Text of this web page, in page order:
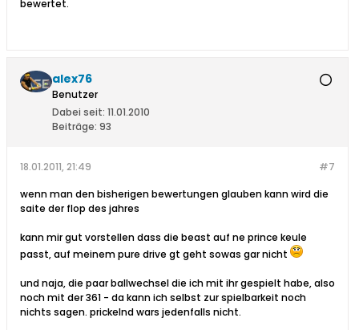
bewertet.
alex76
Benutzer
Dabei seit: 11.01.2010
Beiträge: 93
#7
18.01.2011, 21:49
wenn man den bisherigen bewertungen glauben kann wird die
saite der flop des jahres
kann mir gut vorstellen dass die beast auf ne prince keule
passt, auf meinem pure drive gt geht sowas gar nicht
und naja, die paar ballwechsel die ich mit ihr gespielt habe, also
noch mit der 361 - da kann ich selbst zur spielbarkeit noch
nichts sagen. prickelnd wars jedenfalls nicht.